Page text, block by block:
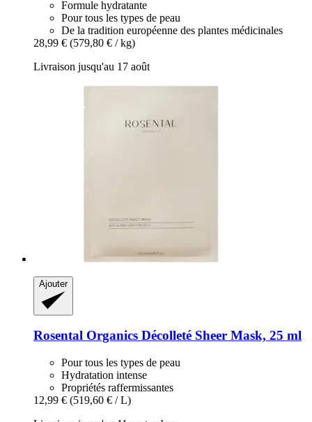
Formule hydratante
Pour tous les types de peau
De la tradition européenne des plantes médicinales
28,99 € (579,80 € / kg)
Livraison jusqu'au 17 août
Ajouter
Rosental Organics Décolleté Sheer Mask, 25 ml
Pour tous les types de peau
Hydratation intense
Propriétés raffermissantes
12,99 € (519,60 € / L)